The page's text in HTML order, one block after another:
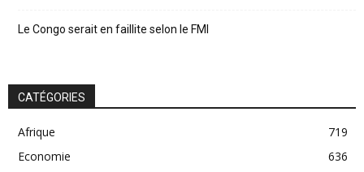
Le Congo serait en faillite selon le FMI
CATÉGORIES
Afrique
719
Economie
636